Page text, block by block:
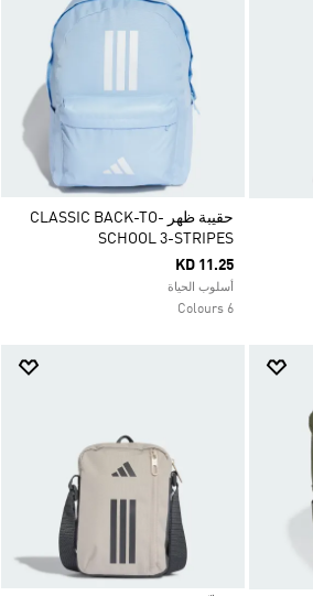
حقيبة ظهر CLASSIC BACK-TO-
SCHOOL 3-STRIPES
KD 11.25
أسلوب الحياة
6 Colours